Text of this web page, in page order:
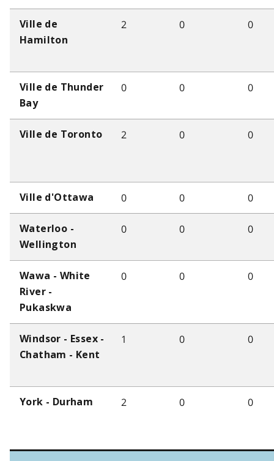
Ville de
Hamilton
2 0 0
Ville de Thunder
Bay
0 0 0
Ville de Toronto 2 0 0
Ville d'Ottawa 0 0 0
Waterloo -
Wellington
0 0 0
Wawa - White
River -
Pukaskwa
0 0 0
Windsor - Essex -
Chatham - Kent
1 0 0
York - Durham 2 0 0